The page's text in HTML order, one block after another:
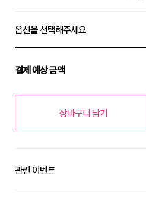
옵션을 선택해주세요
결제 예상 금액
장바구니 담기
관련 이벤트